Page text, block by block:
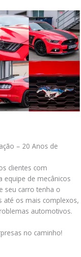
– 20 Anos de
clientes com
equipe de mecânicos
seu carro tenha o
até os mais complexos,
automotivos.
no caminho!